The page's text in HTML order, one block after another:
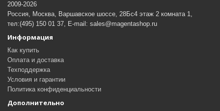
2009-2026
Россия, Москва, Варшавское шоссе, 28Бс4 этаж 2 комната 1,
тел:(495) 150 01 37, E-mail: sales@magentashop.ru
Информация
Как купить
Оплата и доставка
Техподдержка
Условия и гарантии
Политика конфиденциальности
Дополнительно